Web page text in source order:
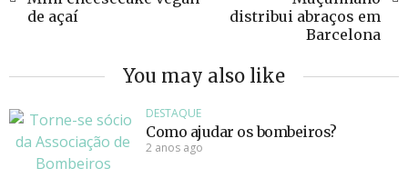
de açaí
distribui abraços em
Barcelona
You may also like
DESTAQUE
Como ajudar os bombeiros?
2 anos ago